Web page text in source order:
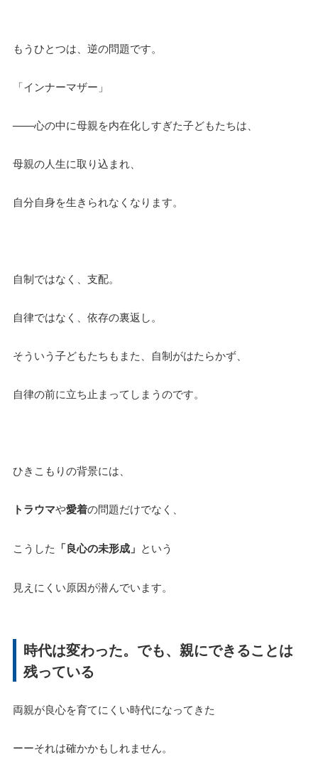
もうひとつは、逆の問題です。
「インナーマザー」
——心の中に母親を内在化しすぎた子どもたちは、
母親の人生に取り込まれ、
自分自身を生きられなくなります。
自制ではなく、支配。
自律ではなく、依存の裏返し。
そういう子どもたちもまた、自制がはたらかず、
自律の前に立ち止まってしまうのです。
ひきこもりの背景には、
トラウマや愛着の問題だけでなく、
こうした 「良心の未形成」 という
見えにくい原因が潜んでいます。
時代は変わった。でも、親にできることは
残っている
両親が良心を育てにくい時代になってきた
ーーそれは確かかもしれません。